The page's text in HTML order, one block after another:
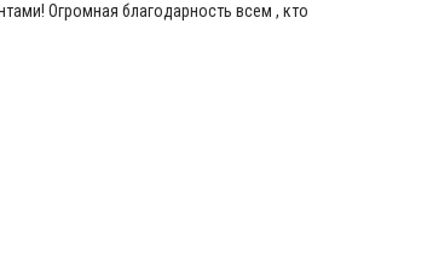
Огромная благодарность всем , кто